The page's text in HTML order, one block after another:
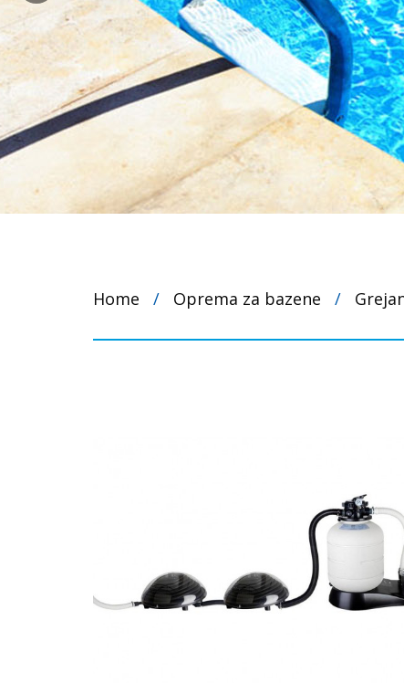
Home / Oprema za bazene /